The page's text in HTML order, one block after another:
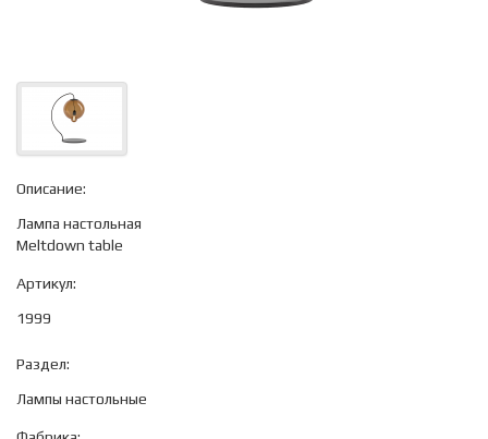
Описание:
Лампа настольная
Meltdown table
Артикул:
1999
Раздел:
Лампы настольные